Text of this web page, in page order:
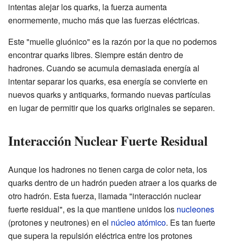
intentas alejar los quarks, la fuerza aumenta
enormemente, mucho más que las fuerzas eléctricas.
Este "muelle gluónico" es la razón por la que no podemos
encontrar quarks libres. Siempre están dentro de
hadrones. Cuando se acumula demasiada energía al
intentar separar los quarks, esa energía se convierte en
nuevos quarks y antiquarks, formando nuevas partículas
en lugar de permitir que los quarks originales se separen.
Interacción Nuclear Fuerte Residual
Aunque los hadrones no tienen carga de color neta, los
quarks dentro de un hadrón pueden atraer a los quarks de
otro hadrón. Esta fuerza, llamada "interacción nuclear
fuerte residual", es la que mantiene unidos los nucleones
(protones y neutrones) en el núcleo atómico. Es tan fuerte
que supera la repulsión eléctrica entre los protones